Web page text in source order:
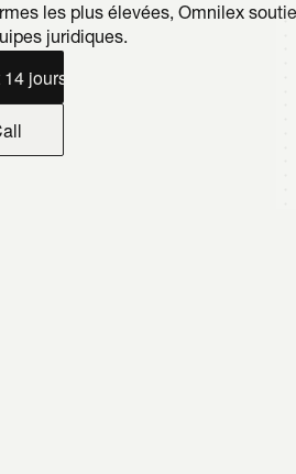
les plus élevées, Omnilex
juridiques.
jours